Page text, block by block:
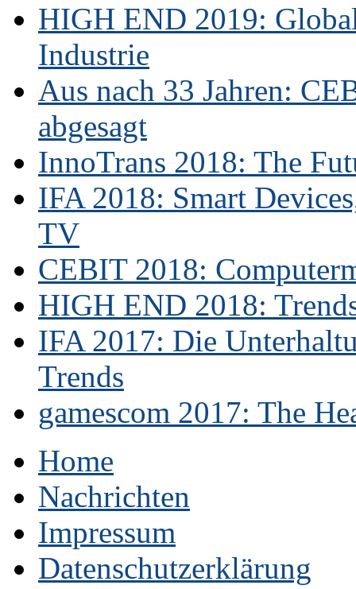
HIGH END 2019:
Industrie
Aus nach 33 Jahren:
abgesagt
InnoTrans 2018: The
IFA 2018: Smart
TV
CEBIT 2018:
HIGH END 2018:
IFA 2017: Die
Trends
gamescom 2017: The
Home
Nachrichten
Impressum
Datenschutzerklärung